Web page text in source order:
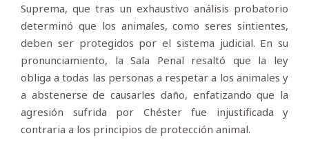
Suprema, que tras un exhaustivo análisis probatorio
determinó que los animales, como seres sintientes,
deben ser protegidos por el sistema judicial. En su
pronunciamiento, la Sala Penal resaltó que la ley
obliga a todas las personas a respetar a los animales y
a abstenerse de causarles daño, enfatizando que la
agresión sufrida por Chéster fue injustificada y
contraria a los principios de protección animal.